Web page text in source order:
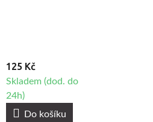
125 Kč
Skladem (dod. do
24h)
Do košíku